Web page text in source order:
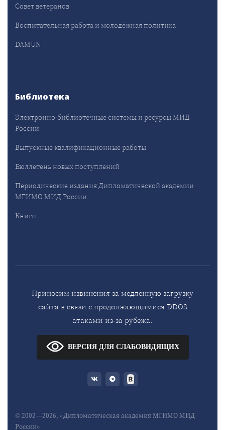
Совет ветеранов
Воспитательная работа и молодёжная политика
DAMUN
Библиотека
Электронно-библиотечные системы и ресурсы МИД
России
Выпускные квалификационные работы
Бюллетень новых поступлений
Периодические издания Дипломатической академии
МГИМО МИД России
Книги
Приносим извинения за медленную загрузку
сайта в связи с продолжающимися DDOS
атаками из-за рубежа.
ВЕРСИЯ ДЛЯ СЛАБОВИДЯЩИХ
© 2002—2026, «Дипломатическая академия МГИМО МИД
России»